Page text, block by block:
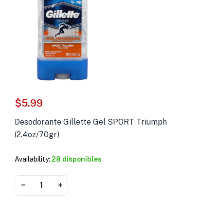
Populares )
y Suplementos )
$5.99
Desodorante Gillette Gel SPORT Triumph
(2.4oz/70gr)
Availability: 28 disponibles
− +